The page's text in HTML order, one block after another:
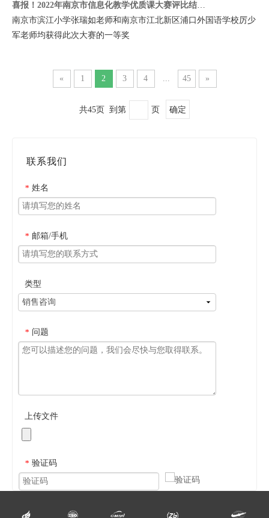
喜报！2022年南京市信息化教学优质课大赛评比结果揭晓，这些老师获奖！
南京市滨江小学张瑞如老师和南京市江北新区浦口外国语学校厉少
军老师均获得此次大赛的一等奖
« 1 2 3 4 ... 45 »
共45页 到第 页 确定
联系我们
* 姓名
* 邮箱/手机
类型
* 问题
上传文件
* 验证码